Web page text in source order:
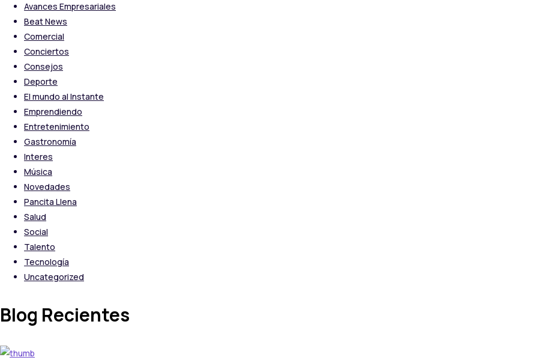
Avances Empresariales
Beat News
Comercial
Conciertos
Consejos
Deporte
El mundo al Instante
Emprendiendo
Entretenimiento
Gastronomía
Interes
Música
Novedades
Pancita Llena
Salud
Social
Talento
Tecnología
Uncategorized
Blog Recientes